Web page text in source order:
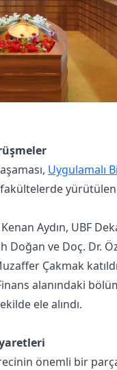
Uygulamalı
Aydın, UBF
Doğan ve Doç. Dr.
Çakmak
alanındaki
ele alındı.
önemli bir